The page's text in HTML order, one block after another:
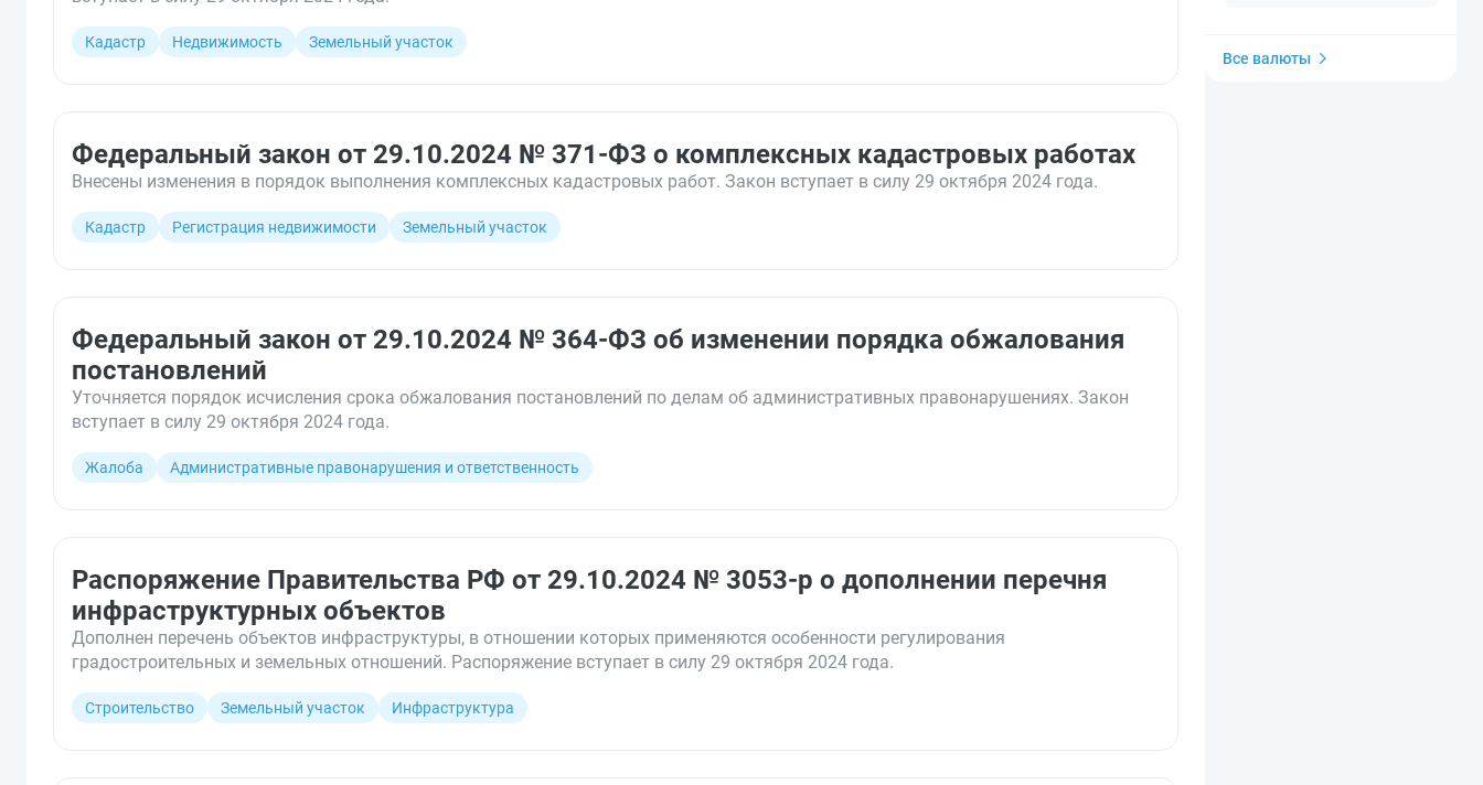
Кадастр Недвижимость Земельный участок
Федеральный закон от 29.10.2024 № 371-ФЗ о комплексных кадастровых работах
Внесены изменения в порядок выполнения комплексных кадастровых работ. Закон вступает в силу 29 октября 2024 года.
Кадастр Регистрация недвижимости Земельный участок
Федеральный закон от 29.10.2024 № 364-ФЗ об изменении порядка обжалования
постановлений
Уточняется порядок исчисления срока обжалования постановлений по делам об административных правонарушениях. Закон
вступает в силу 29 октября 2024 года.
Жалоба Административные правонарушения и ответственность
Распоряжение Правительства РФ от 29.10.2024 № 3053-р о дополнении перечня
инфраструктурных объектов
Дополнен перечень объектов инфраструктуры, в отношении которых применяются особенности регулирования
градостроительных и земельных отношений. Распоряжение вступает в силу 29 октября 2024 года.
Строительство Земельный участок Инфраструктура
Все валюты